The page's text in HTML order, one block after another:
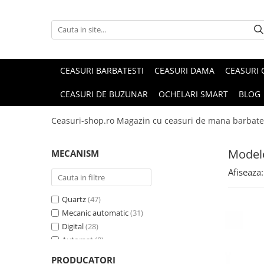
CEASURI BARBATESTI CEASURI DAMA CEASURI
CEASURI DE BUZUNAR OCHELARI SMART BLOG
Ceasuri-shop.ro Magazin cu ceasuri de mana
MECANISM
Quartz(47)
Mecanic automatic(31)
Digital(28)
Automat (8)
PRODUCATORI
Afiseaza: